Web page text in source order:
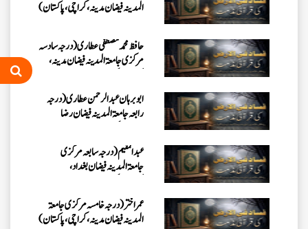
المدینہ فیضان مدینہ ،کراچی،پاکستان)
حافظ محمد مصطفٰی عطاری (درجہ سادسہ
مرکزی جامعۃالمدينہ فیضان مدینہ،
ابو برہان عبدالرحمن عطاری (درجہ
رابعہ جامعۃالمدینہ فیضان رضا
عبدالمقیم (درجہ سابعہ مرکزی
جامعۃالمدینہ فیضان بغداد،
عمر اختر (درجہ خامسہ مرکزی جامعۃ
المدینہ فیضان مدینہ ،کراچی،پاکستان)